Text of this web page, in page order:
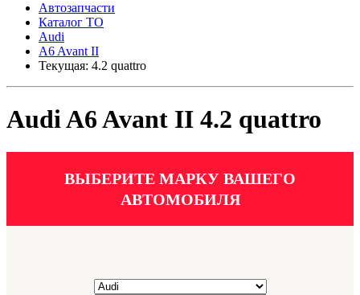
Автозапчасти
Каталог ТО
Audi
A6 Avant II
Текущая: 4.2 quattro
Audi A6 Avant II 4.2 quattro
ВЫБЕРИТЕ МАРКУ ВАШЕГО
АВТОМОБИЛЯ